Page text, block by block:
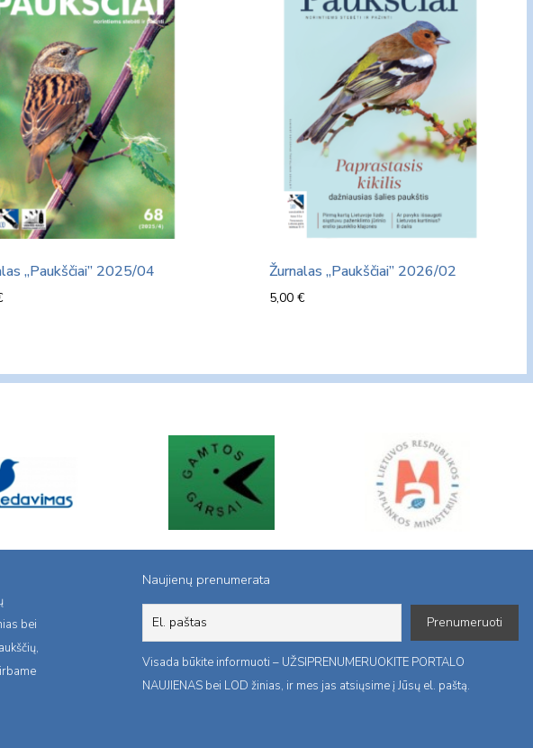
„Paukščiai” 2025/04 Žurnalas „Paukščiai” 2026/02
5,00 €
bei
Naujienų prenumerata
Visada būkite informuoti – UŽSIPRENUMERUOKITE PORTALO
NAUJIENAS bei LOD žinias, ir mes jas atsiųsime į Jūsų el. paštą.